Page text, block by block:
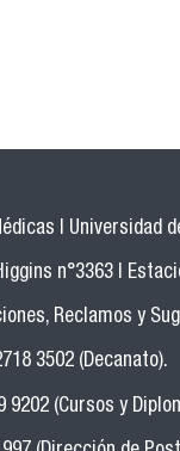
| Universidad
n°3363 |
Reclamos y
3502 (Decanato).
9202 (Cursos y